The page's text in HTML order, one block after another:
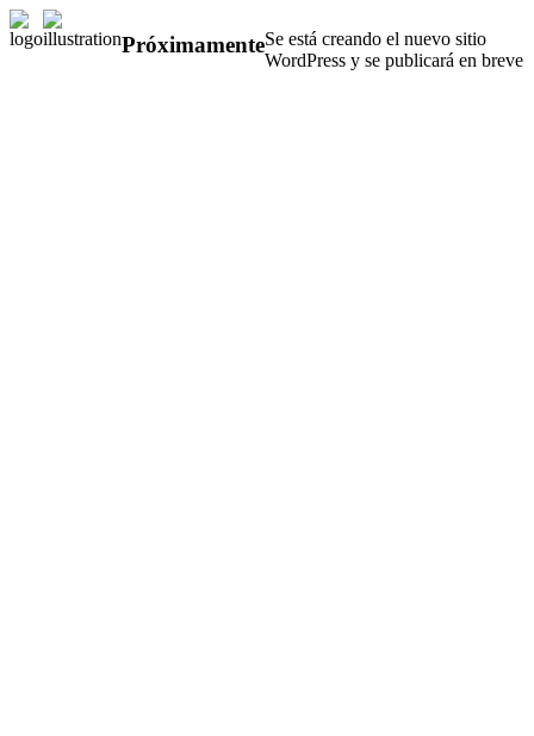
PróximamenteSe está creando el nuevo sitio
WordPress y se publicará en breve